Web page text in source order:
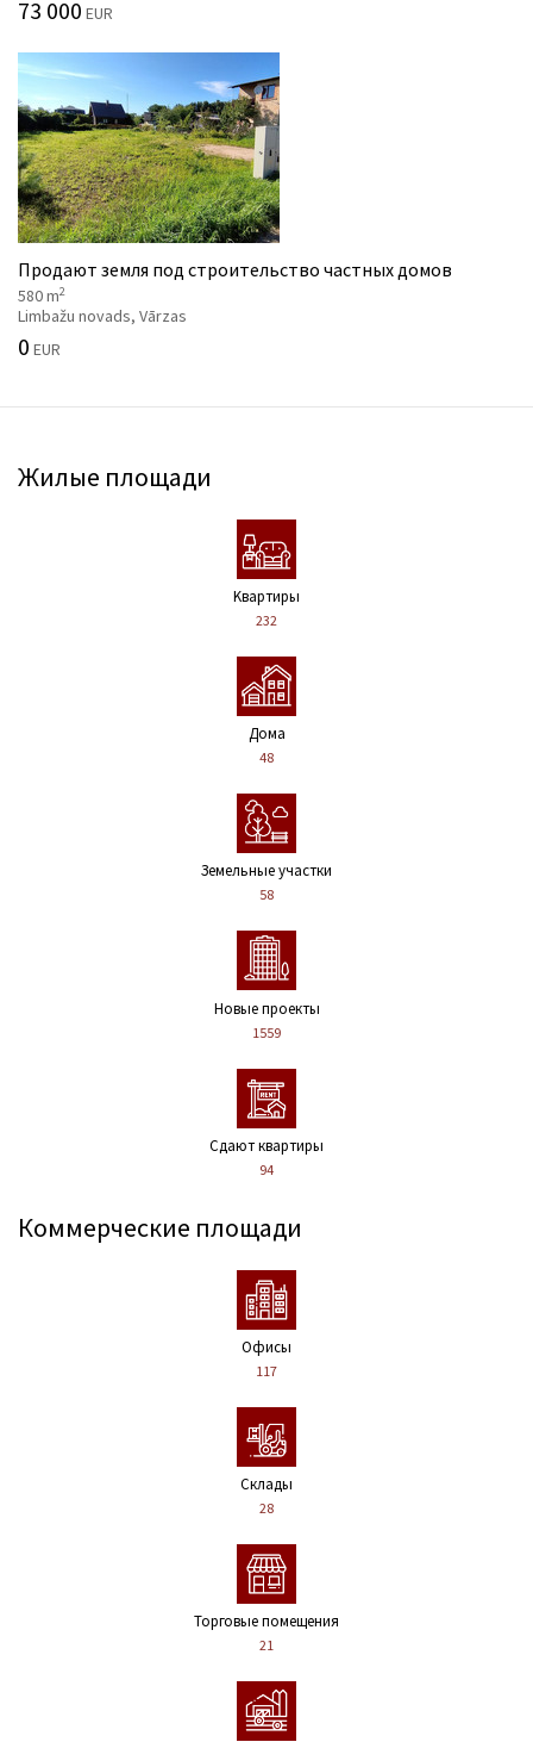
73 000 EUR
Продают земля под строительство частных домов
580 m2
Limbažu novads, Vārzas
0 EUR
Жилые площади
Kвартиры
232
Дома
48
Земельные участки
58
Новые проекты
1559
Сдают квартиры
94
Коммерческие площади
Офисы
117
Склады
28
Торговые помещения
21